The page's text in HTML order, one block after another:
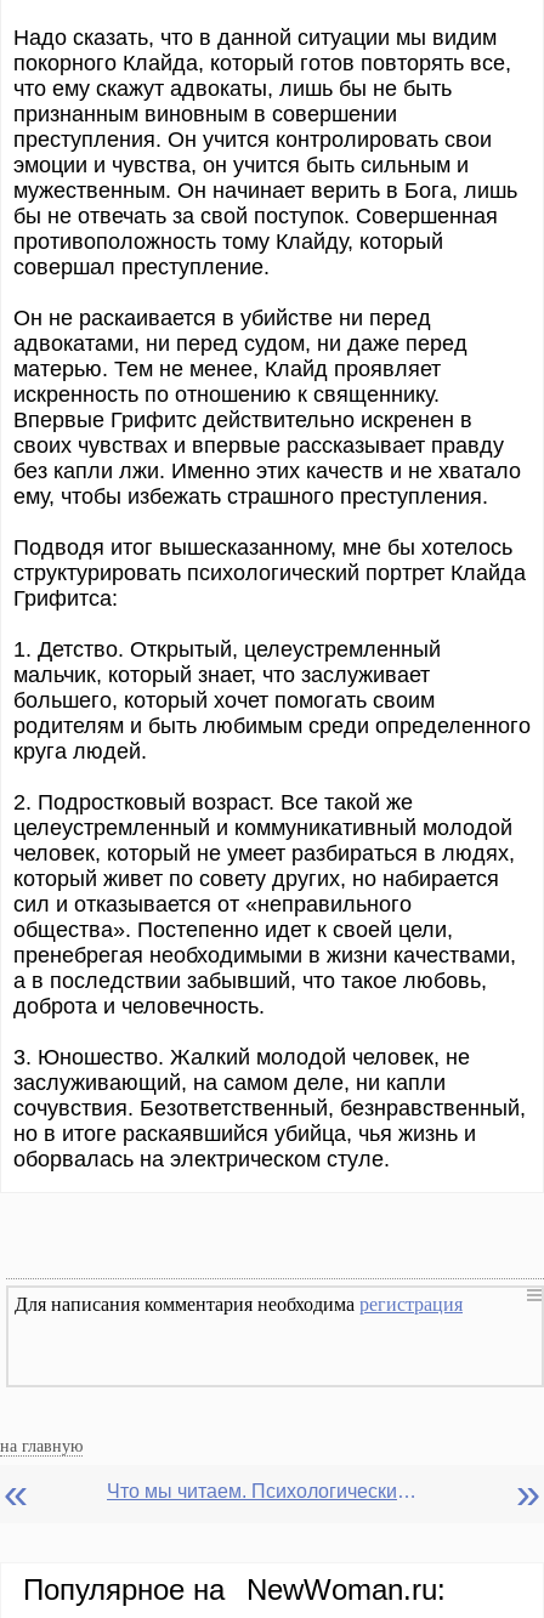
Надо сказать, что в данной ситуации мы видим
покорного Клайда, который готов повторять все,
что ему скажут адвокаты, лишь бы не быть
признанным виновным в совершении
преступления. Он учится контролировать свои
эмоции и чувства, он учится быть сильным и
мужественным. Он начинает верить в Бога, лишь
бы не отвечать за свой поступок. Совершенная
противоположность тому Клайду, который
совершал преступление.
Он не раскаивается в убийстве ни перед
адвокатами, ни перед судом, ни даже перед
матерью. Тем не менее, Клайд проявляет
искренность по отношению к священнику.
Впервые Грифитс действительно искренен в
своих чувствах и впервые рассказывает правду
без капли лжи. Именно этих качеств и не хватало
ему, чтобы избежать страшного преступления.
Подводя итог вышесказанному, мне бы хотелось
структурировать психологический портрет Клайда
Грифитса:
1. Детство. Открытый, целеустремленный
мальчик, который знает, что заслуживает
большего, который хочет помогать своим
родителям и быть любимым среди определенного
круга людей.
2. Подростковый возраст. Все такой же
целеустремленный и коммуникативный молодой
человек, который не умеет разбираться в людях,
который живет по совету других, но набирается
сил и отказывается от «неправильного
общества». Постепенно идет к своей цели,
пренебрегая необходимыми в жизни качествами,
а в последствии забывший, что такое любовь,
доброта и человечность.
3. Юношество. Жалкий молодой человек, не
заслуживающий, на самом деле, ни капли
сочувствия. Безответственный, безнравственный,
но в итоге раскаявшийся убийца, чья жизнь и
оборвалась на электрическом стуле.
Для написания комментария необходима регистрация
на главную
« Что мы читаем. Психологический портрет Клайда Грифитса (Роман Теодора Драйзера "Американская трагедия") »
Популярное на NewWoman.ru: